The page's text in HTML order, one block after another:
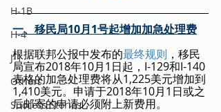
H-1B
H-4
J-1
Others
Success Stories
一、移民局10月1号起增加加急处理费
根据联邦公报中发布的最终规则 ，移民
局宣布2018年10月1日起，I-129和I-140
表格的加急处理费将从1,225美元增加到
1,410美元。申请于2018年10月1日或之
后邮寄的申请必须附上新费用。